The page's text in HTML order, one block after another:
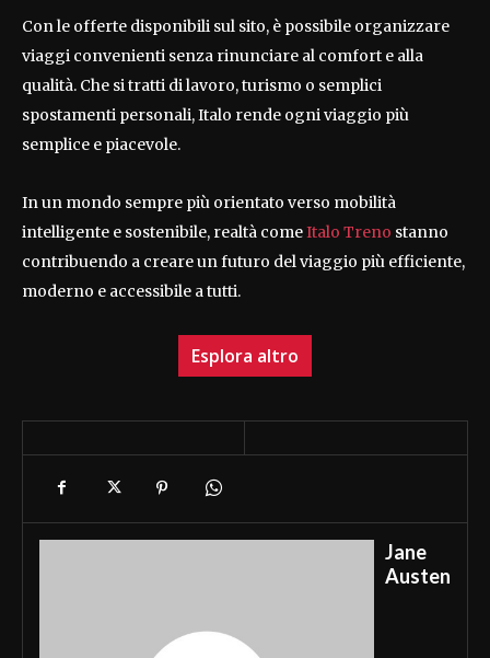
Con le offerte disponibili sul sito, è possibile organizzare
viaggi convenienti senza rinunciare al comfort e alla
qualità. Che si tratti di lavoro, turismo o semplici
spostamenti personali, Italo rende ogni viaggio più
semplice e piacevole.
In un mondo sempre più orientato verso mobilità
intelligente e sostenibile, realtà comeItalo Treno stanno
contribuendo a creare un futuro del viaggio più efficiente,
moderno e accessibile a tutti.
Esplora altro
Jane
Austen